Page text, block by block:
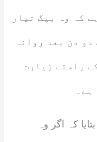
کہ وہ بیگ تیار
دن بعد روانہ
راستے زیارت
ہے۔
کہ اگر وہ